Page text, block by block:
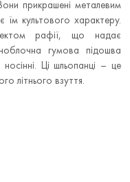
прикрашені металевим
культового характеру.
рафії, що надає
гумова підошва
Ці шльопанці – це
літнього взуття.